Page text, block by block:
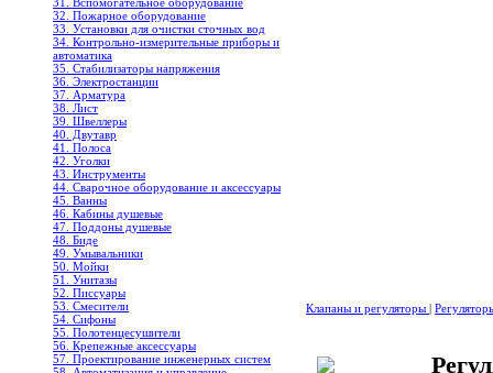
32. Пожарное оборудование
33. Установки для очистки сточных вод
34. Контрольно-измерительные приборы и
автоматика
35. Стабилизаторы напряжения
36. Электростанции
37. Арматура
38. Лист
39. Швеллеры
40. Двутавр
41. Полоса
42. Уголки
43. Инструменты
44. Сварочное оборудование и аксессуары
45. Ванны
46. Кабины душевые
47. Поддоны душевые
48. Биде
49. Умывальники
50. Мойки
51. Унитазы
52. Писсуары
53. Смесители
54. Сифоны
55. Полотенцесушители
56. Крепежные аксессуары
57. Проектирование инженерных систем
Клапаны и регуляторы |